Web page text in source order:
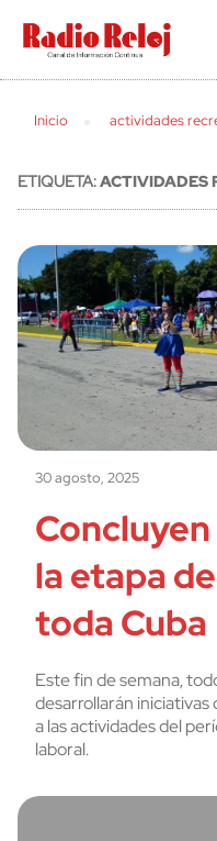
cerrar
Inicio actividades
ETIQUETA:ACTIVIDADES
30 agosto, 2025
la etapa
toda Cuba
Este fin de semana,
desarrollarán
a las actividades del
laboral.